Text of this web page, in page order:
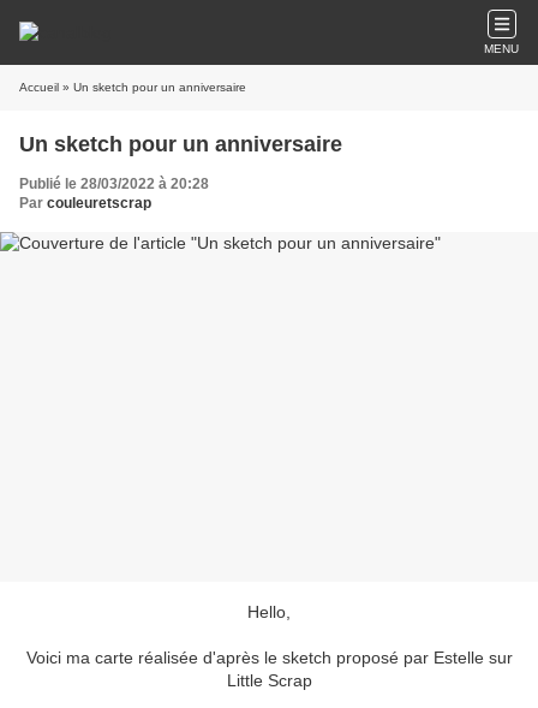
MENU
Accueil » Un sketch pour un anniversaire
Un sketch pour un anniversaire
Publié le 28/03/2022 à 20:28
Par couleuretscrap
Hello,
Voici ma carte réalisée d'après le sketch proposé par Estelle sur
Little Scrap